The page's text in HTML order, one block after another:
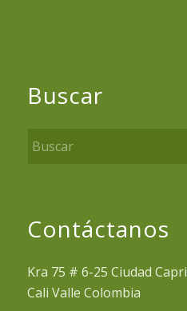
Buscar
Contáctanos
Kra 75 # 6-25 Ciudad Capri
Cali Valle Colombia